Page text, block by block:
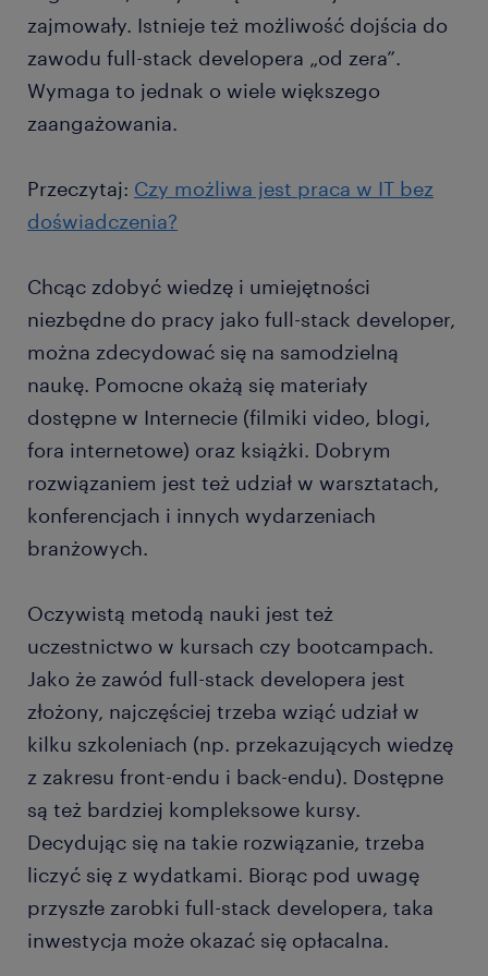
zajmowały. Istnieje też możliwość dojścia do
zawodu full-stack developera „od zera”.
Wymaga to jednak o wiele większego
zaangażowania.
Przeczytaj: Czy możliwa jest praca w IT bez
doświadczenia?
Chcąc zdobyć wiedzę i umiejętności
niezbędne do pracy jako full-stack developer,
można zdecydować się na samodzielną
naukę. Pomocne okażą się materiały
dostępne w Internecie (filmiki video, blogi,
fora internetowe) oraz książki. Dobrym
rozwiązaniem jest też udział w warsztatach,
konferencjach i innych wydarzeniach
branżowych.
Oczywistą metodą nauki jest też
uczestnictwo w kursach czy bootcampach.
Jako że zawód full-stack developera jest
złożony, najczęściej trzeba wziąć udział w
kilku szkoleniach (np. przekazujących wiedzę
z zakresu front-endu i back-endu). Dostępne
są też bardziej kompleksowe kursy.
Decydując się na takie rozwiązanie, trzeba
liczyć się z wydatkami. Biorąc pod uwagę
przyszłe zarobki full-stack developera, taka
inwestycja może okazać się opłacalna.